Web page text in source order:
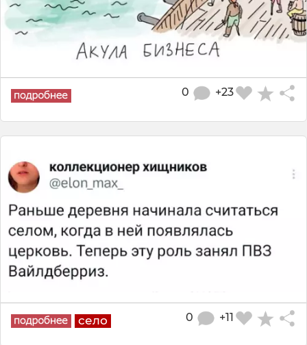
+23
0
село +11
0